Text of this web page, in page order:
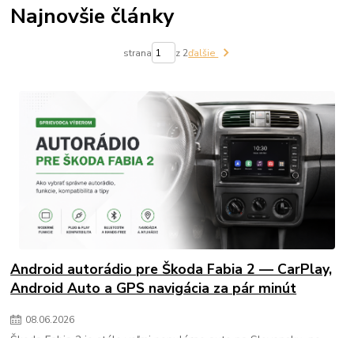
Najnovšie články
strana z 2ďalšie
Android autorádio pre Škoda Fabia 2 — CarPlay,
Android Auto a GPS navigácia za pár minút
08.06.2026